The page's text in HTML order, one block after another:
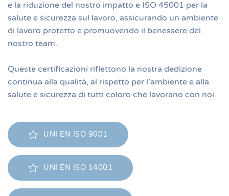
e la riduzione del nostro impatto e ISO 45001 per la
salute e sicurezza sul lavoro, assicurando un ambiente
di lavoro protetto e promuovendo il benessere del
nostro team.
Queste certificazioni riflettono la nostra dedizione
continua alla qualità, al rispetto per l’ambiente e alla
salute e sicurezza di tutti coloro che lavorano con noi.
UNI EN ISO 9001
UNI EN ISO 14001